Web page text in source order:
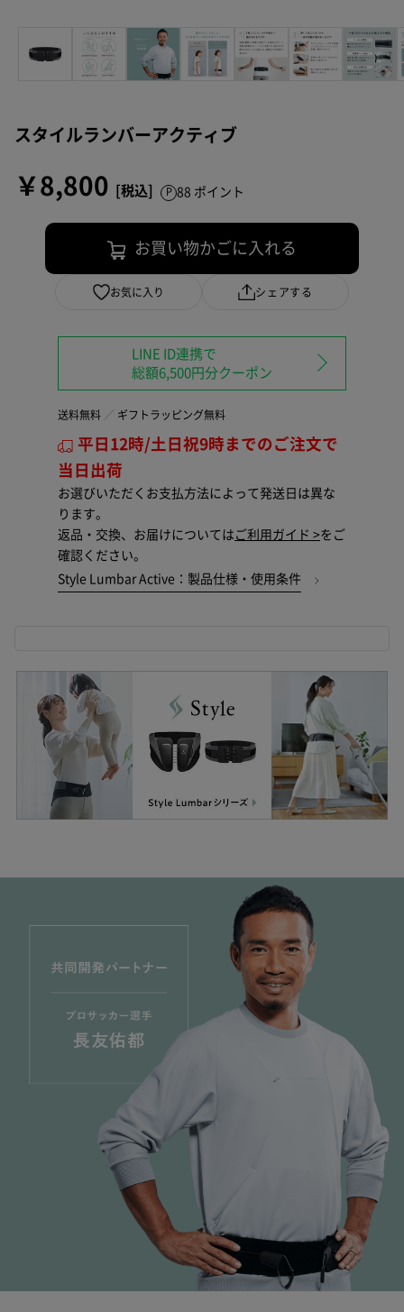
スタイルランバーアクティブ
￥8,800 88 ポイント
お買い物かごに入れる
お気に入り シェアする
LINE ID連携で
総額6,500円分クーポン
送料無料 ギフトラッピング無料
平日12時/土日祝9時までのご注文で
当日出荷
お選びいただくお支払方法によって発送日は異な
ります。
返品・交換、お届けについては ご利用ガイド >をご
確認ください。
Style Lumbar Active：製品仕様・使用条件